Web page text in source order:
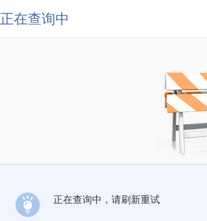
正在查询中
正在查询中，请刷新重试